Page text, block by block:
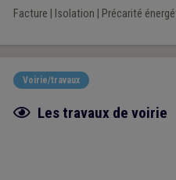
Facture Isolation Précarité
Voirie/travaux
Fiche focus
Les travaux de voirie